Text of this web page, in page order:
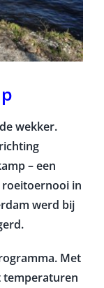
wekker.
– een
in
werd bij
Met
temperaturen